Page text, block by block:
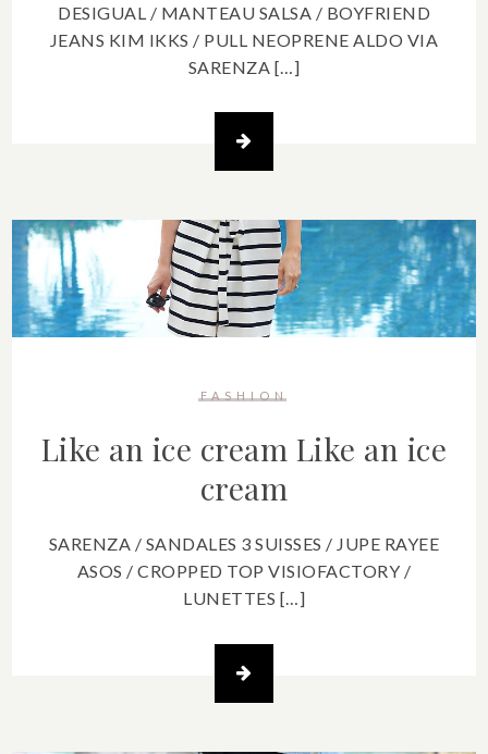
DESIGUAL / MANTEAU SALSA / BOYFRIEND
JEANS KIM IKKS / PULL NEOPRENE ALDO VIA
SARENZA […]
FASHION
Like an ice cream Like an ice
cream
SARENZA / SANDALES 3 SUISSES / JUPE RAYEE
ASOS / CROPPED TOP VISIOFACTORY /
LUNETTES […]